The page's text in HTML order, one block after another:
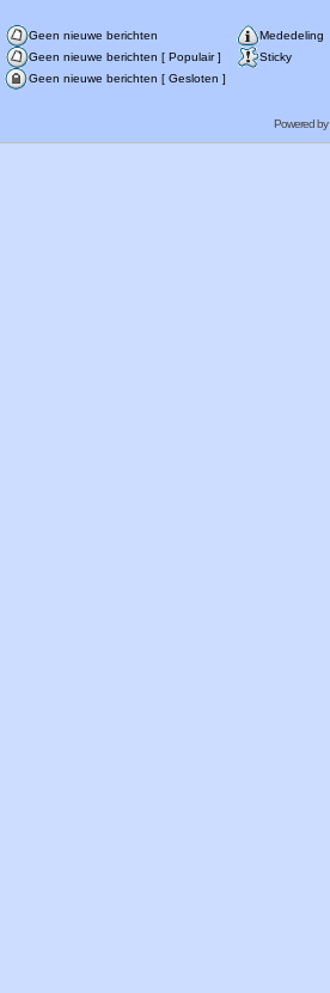
Geen nieuwe berichten
Mededeling
Geen nieuwe berichten [ Populair ]
Sticky
Geen nieuwe berichten [ Gesloten ]
Powered by